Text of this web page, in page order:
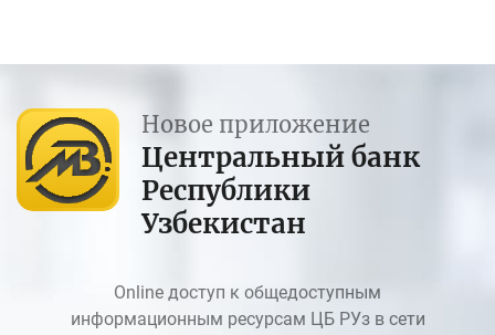
Новое приложение
Центральный банк
Республики
Узбекистан
Online доступ к общедоступным
информационным ресурсам ЦБ РУз в сети